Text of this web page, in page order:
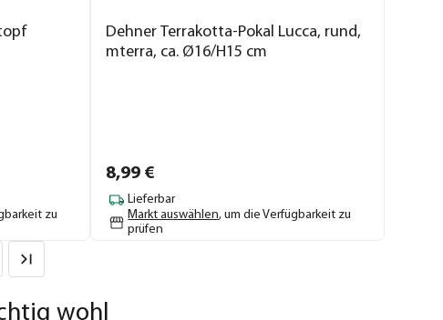
zu
Dehner Terrakotta-Pokal Lucca, rund,
mterra, ca. Ø16/H15 cm
8,99 €
Lieferbar
Markt auswählen, um die Verfügbarkeit zu
prüfen
wohl